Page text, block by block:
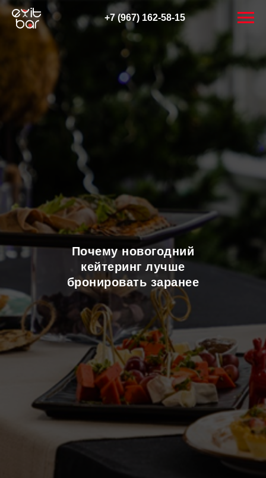
+7 (967) 162-58-15
Почему новогодний
кейтеринг лучше
бронировать заранее